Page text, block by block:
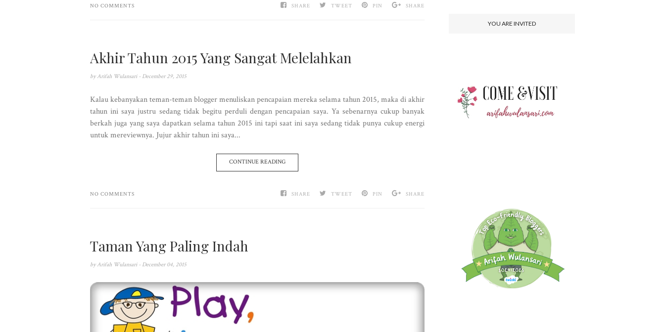
SHARE TWEET PIN SHARE
NO COMMENTS
Akhir Tahun 2015 Yang Sangat Melelahkan
by Arifah Wulansari - December 29, 2015
Kalau kebanyakan teman-teman blogger menuliskan pencapaian mereka selama tahun 2015, maka di akhir
tahun ini saya justru sedang tidak begitu perduli dengan pencapaian saya. Ya sebenarnya cukup banyak
berkah juga yang saya dapatkan selama tahun 2015 ini tapi saat ini saya sedang tidak punya cukup energi
untuk mereviewnya. Jujur akhir tahun ini saya...
CONTINUE READING
SHARE TWEET PIN SHARE
NO COMMENTS
Taman Yang Paling Indah
by Arifah Wulansari - December 04, 2015
YOU ARE INVITED